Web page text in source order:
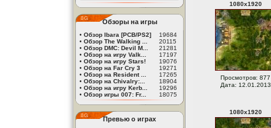
Обзоры на игры
• Обзор Ibara [PCB/PS2]
19684
• Обзор The Walking ...
20115
• Обзор DMC: Devil M...
21281
• Обзор на игру Valk...
17197
• Обзор на игру Stars!
19076
• Обзор на Far Cry 3
19271
• Обзор на Resident ...
17265
• Обзор на Chivalry:...
18904
• Обзор на игру Kerb...
19296
• Обзор игры 007: Fr... 18075
Превью о играх
1080x1920
Просмотров: 877
Дата: 12.01.2013
1080x1920